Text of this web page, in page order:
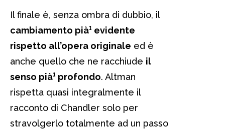
Il finale è, senza ombra di dubbio, il
cambiamento pià¹ evidente
rispetto all’opera originale ed è
anche quello che ne racchiude il
senso pià¹ profondo. Altman
rispetta quasi integralmente il
racconto di Chandler solo per
stravolgerlo totalmente ad un passo